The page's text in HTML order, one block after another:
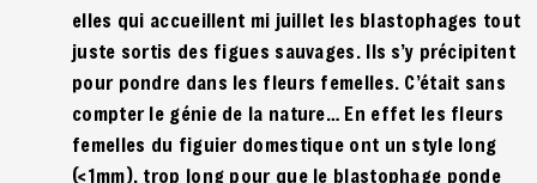
elles qui accueillent mi juillet les blastophages tout
juste sortis des figues sauvages. Ils s’y précipitent
pour pondre dans les fleurs femelles. C’était sans
compter le génie de la nature… En effet les fleurs
femelles du figuier domestique ont un style long
(<1mm), trop long pour que le blastophage ponde